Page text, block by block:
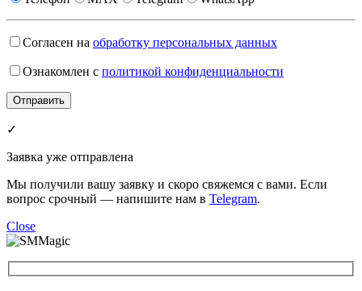
Согласен на обработку персональных данных
Ознакомлен с политикой конфиденциальности
✓
Заявка уже отправлена
Мы получили вашу заявку и скоро свяжемся с вами. Если
вопрос срочный — напишите нам в Telegram.
Close